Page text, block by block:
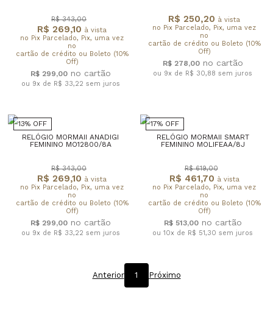
R$ 269,10 à vista
no Pix Parcelado, Pix, uma vez
no
cartão de crédito ou Boleto (10%
Off)
R$ 343,00
R$ 299,00
ou 9x de R$ 33,22 sem juros
R$ 250,20 à vista
no Pix Parcelado, Pix, uma vez
no
cartão de crédito ou Boleto (10%
Off)
R$ 278,00
ou 9x de R$ 30,88 sem juros
13% OFF
RELÓGIO MORMAII ANADIGI
FEMININO MO12800/8A
R$ 269,10 à vista
no Pix Parcelado, Pix, uma vez
no
cartão de crédito ou Boleto (10%
Off)
R$ 343,00
R$ 299,00
ou 9x de R$ 33,22 sem juros
17% OFF
RELÓGIO MORMAII SMART
FEMININO MOLIFEAA/8J
R$ 461,70 à vista
no Pix Parcelado, Pix, uma vez
no
cartão de crédito ou Boleto (10%
Off)
R$ 619,00
R$ 513,00
ou 10x de R$ 51,30 sem juros
Anterior 1 Próximo